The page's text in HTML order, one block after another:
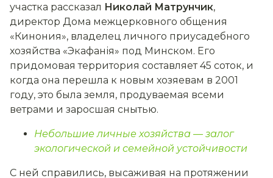
участка рассказал Николай Матрунчик,
директор Дома межцерковного общения
«Кинония», владелец личного приусадебного
хозяйства «Экафанія» под Минском. Его
придомовая территория составляет 45 соток, и
когда она перешла к новым хозяевам в 2001
году, это была земля, продуваемая всеми
ветрами и заросшая снытью.
Небольшие личные хозяйства — залог
экологической и семейной устойчивости
С ней справились, высаживая на протяжении